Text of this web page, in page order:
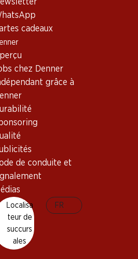
cadeaux
chez Denner
grâce à
de conduite et
Localisa
teur de
succurs
ales
FR
de dégustation